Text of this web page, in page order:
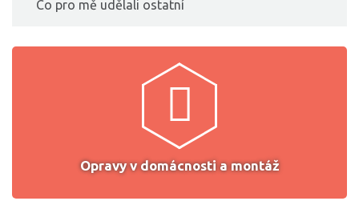
Co pro mě udělali ostatní
Opravy v domácnosti a montáž